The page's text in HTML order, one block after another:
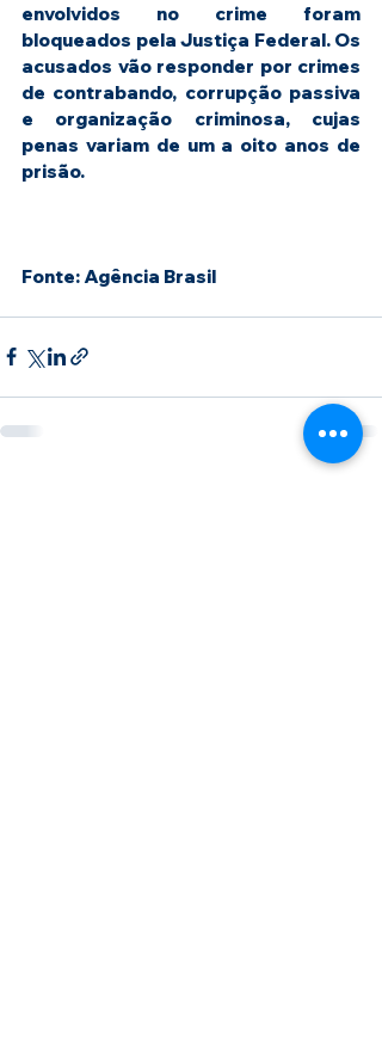
envolvidos no crime foram
bloqueados pela Justiça Federal. Os
acusados vão responder por crimes
de contrabando, corrupção passiva
e organização criminosa, cujas
penas variam de um a oito anos de
prisão.
Fonte: Agência Brasil